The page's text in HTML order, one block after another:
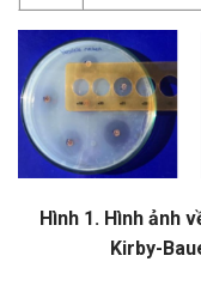
Hình 1. Hình ảnh
Kirby-